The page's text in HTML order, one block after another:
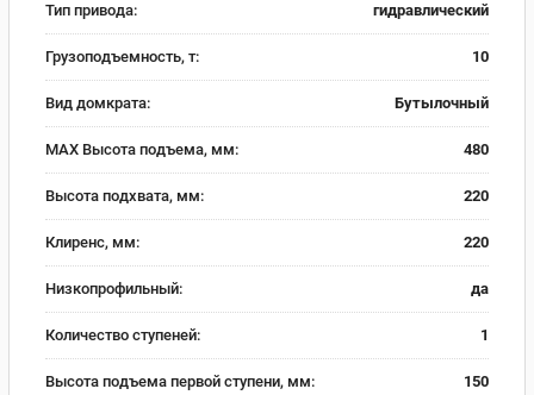
Тип привода:
гидравлический
Грузоподъемность, т: 10
Вид домкрата: Бутылочный
MAX Высота подъема, мм: 480
Высота подхвата, мм: 220
Клиренс, мм: 220
Низкопрофильный: да
Количество ступеней: 1
Высота подъема первой ступени, мм: 150